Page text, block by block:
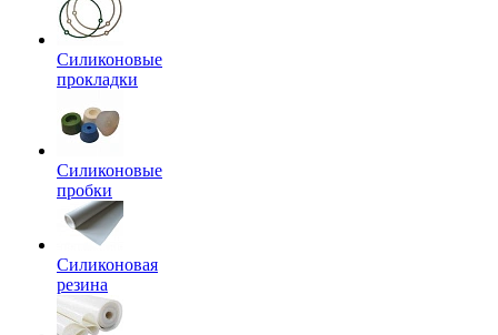
Силиконовые
прокладки
Силиконовые
пробки
Силиконовая
резина